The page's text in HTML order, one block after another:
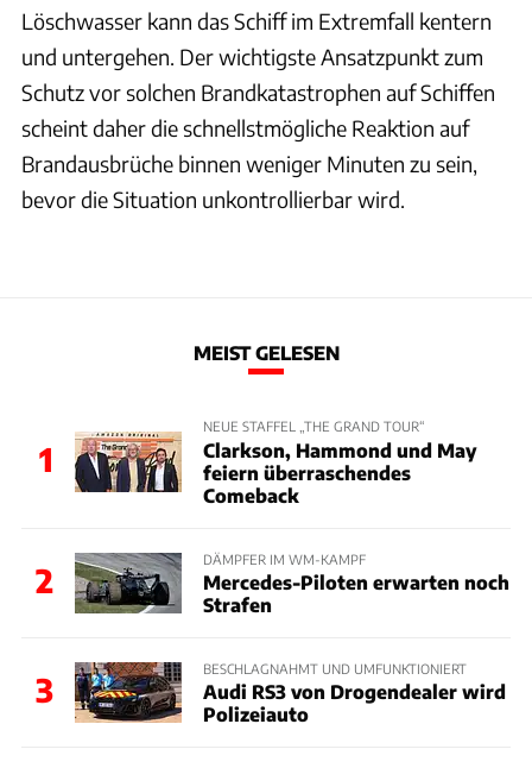
Löschwasser kann das Schiff im Extremfall kentern
und untergehen. Der wichtigste Ansatzpunkt zum
Schutz vor solchen Brandkatastrophen auf Schiffen
scheint daher die schnellstmögliche Reaktion auf
Brandausbrüche binnen weniger Minuten zu sein,
bevor die Situation unkontrollierbar wird.
MEIST GELESEN
1
NEUE STAFFEL „THE GRAND TOUR“
Clarkson, Hammond und May
feiern überraschendes
Comeback
2
DÄMPFER IM WM-KAMPF
Mercedes-Piloten erwarten noch
Strafen
3
BESCHLAGNAHMT UND UMFUNKTIONIERT
Audi RS3 von Drogendealer wird
Polizeiauto